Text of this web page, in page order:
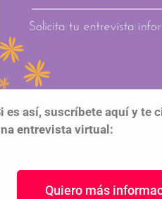
es así, suscríbete aquí y te
entrevista virtual:
Quiero más